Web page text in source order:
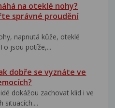
na oteklé nohy?
správné proudění
napnutá kůže, oteklé
jsou potíže,...
dobře se vyznáte ve
dokážou zachovat klid i ve
situacích....